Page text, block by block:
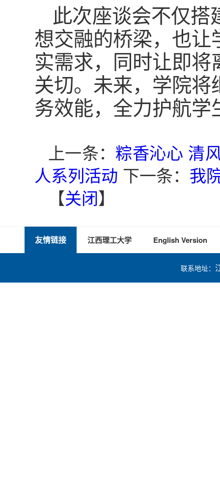
此次座谈会不仅
想交融的桥梁，也
实需求，同时让即
关切。未来，学院
务效能，全力护航学
上一条： 粽香沁心 清
人系列活动 下一条： 我
【关闭】
友情链接 江西理工大学 English Version
联系地址：